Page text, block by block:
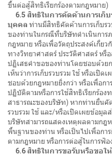
ขึ้นต่อสู้สิทธิเรียกร้องตามกฎหมาย)
6.5 สิทธิในการคัดค้านการเก็
บุคคล ท่านมีสิทธิคัดค้านการเก็บร
ของท่านในกรณีที่บริษัทดำเนินการ
กฎหมาย หรือเพื่อวัตถุประสงค์เกี่ย
ทางวิทยาศาสตร์ ประวัติศาสตร์ ห
ปฏิเสธคำขอของท่านโดยชอบด้วย
เห็นว่าการเก็บรวบรวม ใช้ หรือเปิ
ชอบด้วยกฎหมายยิ่งกว่า หรือเพื่อก
ปฏิบัติตามหรือการใช้สิทธิเรียกร้อง
สาธารณะของบริษัท) หากท่านยื่นคั
รวบรวม ใช้ และ/หรือเปิดเผยข้อมู
บริษัทสามารถแสดงเหตุผลตามกฎ
พื้นฐานของท่าน หรือเป็นไปเพื่อก
ตามกฎหมาย หรือการต่อสู้ในการฟ้
6.6 สิทธิในการขอรับหรือขอ